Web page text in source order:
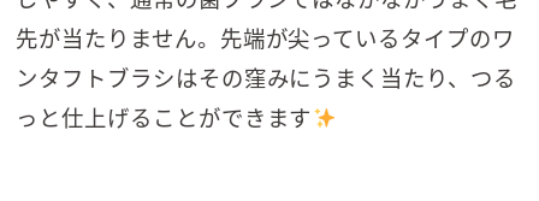
先が当たりません。先端が尖っているタイプのワ
ンタフトブラシはその窪みにうまく当たり、つる
っと仕上げることができます